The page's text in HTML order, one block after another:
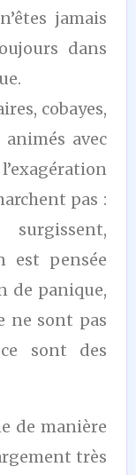
jamais
dans
cobayes,
avec
pas :
est pensée
de panique,
ne sont pas
sont des
de manière
très